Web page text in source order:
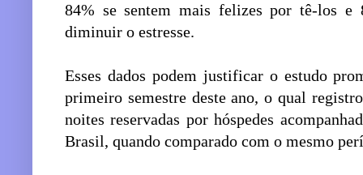
84% se sentem mais felizes por tê-los e
diminuir o estresse.
Esses dados podem justificar o estudo
primeiro semestre deste ano, o qual
noites reservadas por hóspedes
Brasil, quando comparado com o mesmo